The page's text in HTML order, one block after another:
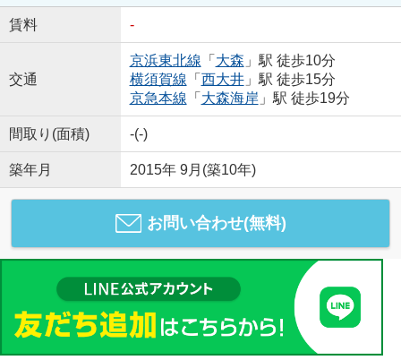
賃料 -
交通
京浜東北線 「 大森 」駅 徒歩10分
横須賀線 「 西大井」駅 徒歩15分
京急本線 「 大森海岸 」駅 徒歩19分
間取り(面積) -(-)
築年月 2015年 9月(築10年)
お問い合わせ(無料)